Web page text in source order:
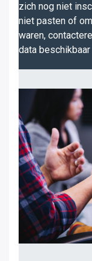
zich nog niet
niet pasten of
waren,
data beschikbaar